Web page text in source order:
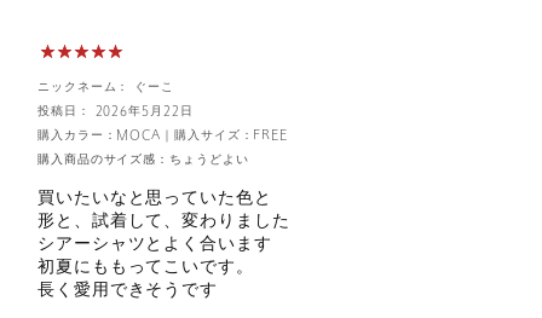
ニックネーム： ぐーこ
投稿日： 2026年5月22日
購入サイズ：FREE
｜
購入カラー：MOCA
購入商品のサイズ感： ちょうどよい
買いたいなと思っていた色と
形と、試着して、変わりました
シアーシャツとよく合います
初夏にももってこいです。
長く愛用できそうです